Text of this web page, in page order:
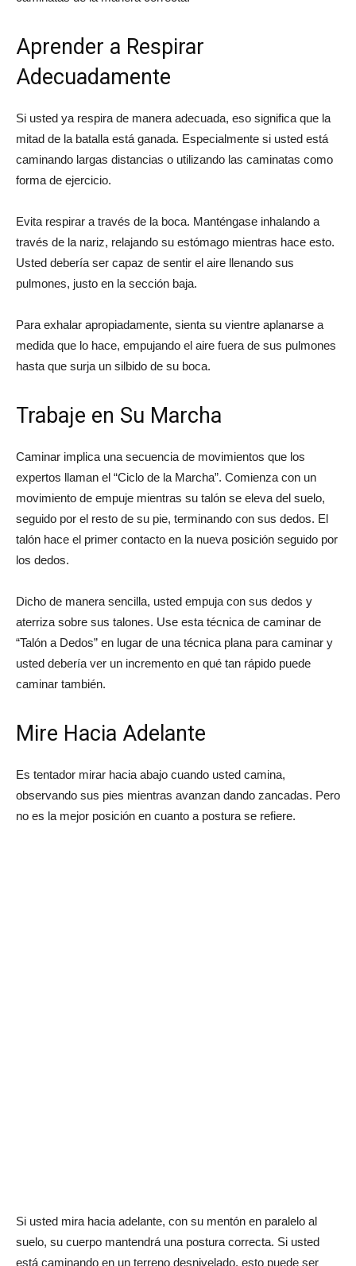
Aprender a Respirar
Adecuadamente
Si usted ya respira de manera adecuada, eso significa que la
mitad de la batalla está ganada. Especialmente si usted está
caminando largas distancias o utilizando las caminatas como
forma de ejercicio.
Evita respirar a través de la boca. Manténgase inhalando a
través de la nariz, relajando su estómago mientras hace esto.
Usted debería ser capaz de sentir el aire llenando sus
pulmones, justo en la sección baja.
Para exhalar apropiadamente, sienta su vientre aplanarse a
medida que lo hace, empujando el aire fuera de sus pulmones
hasta que surja un silbido de su boca.
Trabaje en Su Marcha
Caminar implica una secuencia de movimientos que los
expertos llaman el “Ciclo de la Marcha”. Comienza con un
movimiento de empuje mientras su talón se eleva del suelo,
seguido por el resto de su pie, terminando con sus dedos. El
talón hace el primer contacto en la nueva posición seguido por
los dedos.
Dicho de manera sencilla, usted empuja con sus dedos y
aterriza sobre sus talones. Use esta técnica de caminar de
“Talón a Dedos” en lugar de una técnica plana para caminar y
usted debería ver un incremento en qué tan rápido puede
caminar también.
Mire Hacia Adelante
Es tentador mirar hacia abajo cuando usted camina,
observando sus pies mientras avanzan dando zancadas. Pero
no es la mejor posición en cuanto a postura se refiere.
Si usted mira hacia adelante, con su mentón en paralelo al
suelo, su cuerpo mantendrá una postura correcta. Si usted
está caminando en un terreno desnivelado, esto puede ser